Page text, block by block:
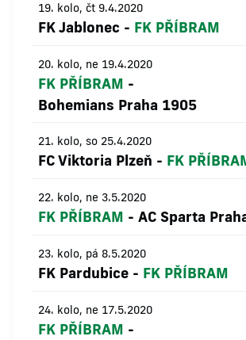
19. kolo, čt 9.4.2020
FK Jablonec - FK PŘÍBRAM
20. kolo, ne 19.4.2020
FK PŘÍBRAM -
Bohemians Praha 1905
21. kolo, so 25.4.2020
FC Viktoria Plzeň - FK
22. kolo, ne 3.5.2020
FK PŘÍBRAM - AC Sparta
23. kolo, pá 8.5.2020
FK Pardubice - FK PŘÍBRAM
24. kolo, ne 17.5.2020
FK PŘÍBRAM -